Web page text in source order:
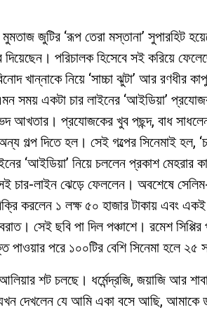
জুটির ‘রূপ তেরা মস্তানা’ সুপারহিট
পরিচালক হিসেবে সই করিয়ে
খান্নাকে নিয়ে ‘সাচ্চা ঝুটা’ আর রণধীর
সময় একটা চার লাইনের ‘আইডিয়া’
আখতার। প্রযোজকের খুব পছন্দ, বাধ
গল্প দিতে হল। সেই গল্পের সিনেমাই হল,
‘আইডিয়া’ নিয়ে চললেন প্রকাশ মেহরার
চার-লাইন ঝেড়ে ফেললেন। অবশেষে
করলেন ১ লক্ষ ৫০ হাজার টাকায় এবং
সেই ছবি পা দিল পঞ্চাশে। রমেশ
পাওয়ার পরে ১০০টির বেশি সিনেমা হলে
শট চলছে। ধর্মেন্দ্রজি, জয়াজি আর
দেখলেন যে আমি একা বসে আছি,